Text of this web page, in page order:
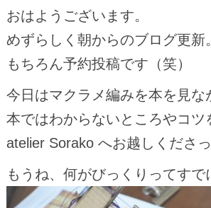
おはようございます。
めずらしく朝からのブログ更新
もちろん予約投稿です（笑）
今日はマクラメ編みを本を見な
本ではわからないところやコツ
atelier Sorako へお越しくださ
もうね、何がびっくりってすで